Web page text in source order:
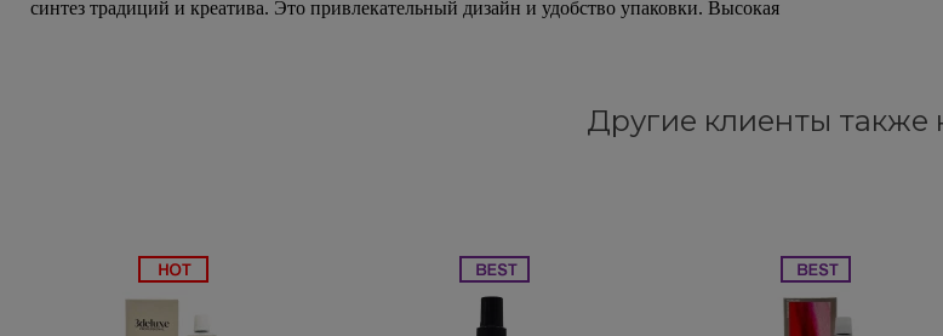
синтез традиций и креатива. Это привлекательный дизайн и удобство упаковки. Высокая
Другие клиенты также
Subtil Global Lift - Глубокое восстановление
Subtil Beautist - чистое решение для красоты волос